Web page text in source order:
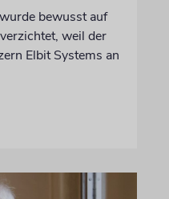
bewusst auf
weil der
Elbit Systems an